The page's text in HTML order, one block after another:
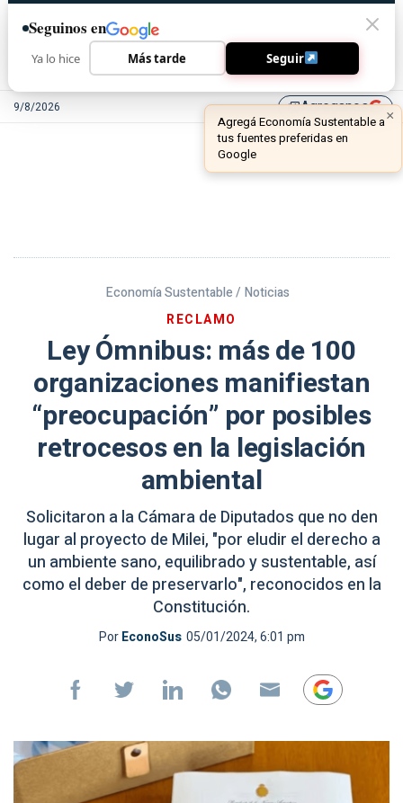
9/8/2026 library_addAgreganos
Economía Sustentable / Noticias
RECLAMO
Ley Ómnibus: más de 100
organizaciones manifiestan
“preocupación” por posibles
retrocesos en la legislación
ambiental
Solicitaron a la Cámara de Diputados que no den
lugar al proyecto de Milei, "por eludir el derecho a
un ambiente sano, equilibrado y sustentable, así
como el deber de preservarlo", reconocidos en la
Constitución.
PorEconoSus 05/01/2024, 6:01 pm
Seguinos en
Ya lo hice Más tarde Seguir